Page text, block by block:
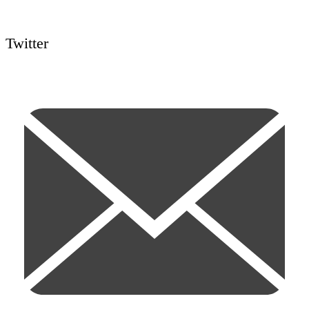
Twitter